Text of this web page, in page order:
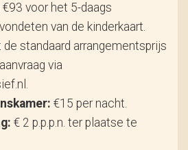
voor het 5-daags
van de kinderkaart.
standaard arrangementsprijs
via
€15 per nacht.
€ 2 p.p.p.n. ter plaatse te